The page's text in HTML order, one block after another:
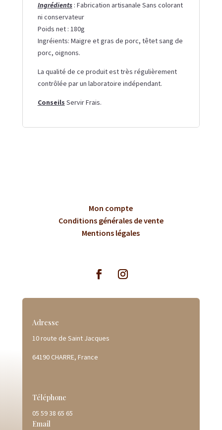
Ingrédients: Fabrication artisanale Sans colorant
ni conservateur
Poids net : 180g
Ingréients: Maigre et gras de porc, têtet sang de
porc, oignons.
La qualité de ce produit est très régulièrement
contrôlée par un laboratoire indépendant.
Conseils Servir Frais.
Mon compte
Conditions générales de vente
Mentions légales
Adresse
10 route de Saint Jacques
64190 CHARRE, France
Téléphone
05 59 38 65 65
Email